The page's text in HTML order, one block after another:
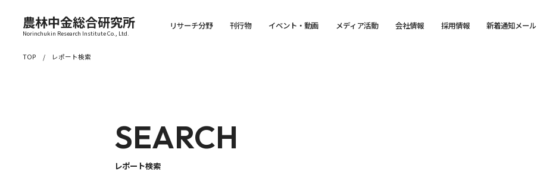
農林中金総合研究所
Norinchukin Research Institute Co., Ltd.
リサーチ分野 刊行物 イベント・動画 メディア活動 会社情報 採用情報 新着通知メール
TOP レポート検索
SEARCH
レポート検索